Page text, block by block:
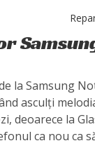
la Samsung
asculți
deoarece la
ca nou ca